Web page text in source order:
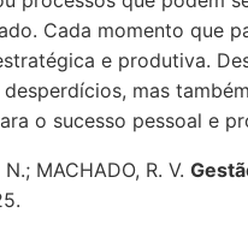
Cada momento que
e produtiva.
mas
o sucesso pessoal e
MACHADO, R. V.